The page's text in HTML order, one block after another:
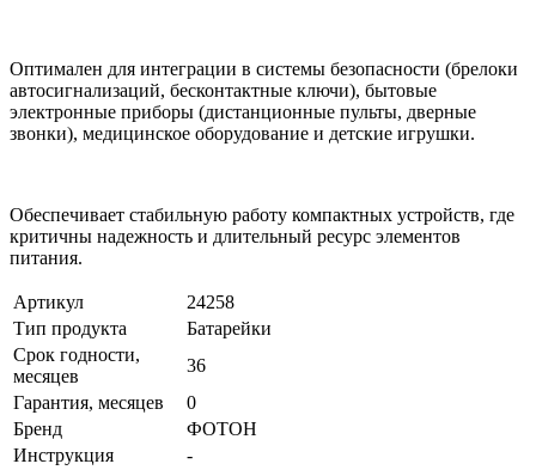
Оптимален для интеграции в системы безопасности (брелоки
автосигнализаций, бесконтактные ключи), бытовые
электронные приборы (дистанционные пульты, дверные
звонки), медицинское оборудование и детские игрушки.
Обеспечивает стабильную работу компактных устройств, где
критичны надежность и длительный ресурс элементов
питания.
Артикул
24258
Тип продукта
Батарейки
Срок годности,
месяцев
36
Гарантия, месяцев
0
Бренд
ФОТОН
Инструкция
-